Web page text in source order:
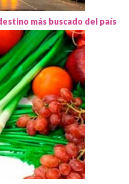
más buscado del país